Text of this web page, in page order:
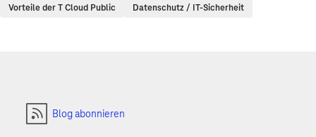
Vorteile der T Cloud Public Datenschutz / IT-Sicherheit
Blog abonnieren